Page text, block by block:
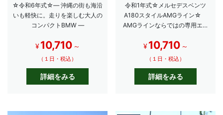
☆令和6年式☆― 沖縄の街も海沿
いも軽快に。走りを楽しむ大人の
コンパクトBMW ―
¥ 10,710 ～
（１日・税込）
詳細をみる
令和1年式☆メルセデスベンツ
A180スタイルAMGライン☆
AMGラインならではの専用エク
ザインが特徴的です♪
¥ 10,710 ～
（１日・税込）
詳細をみる